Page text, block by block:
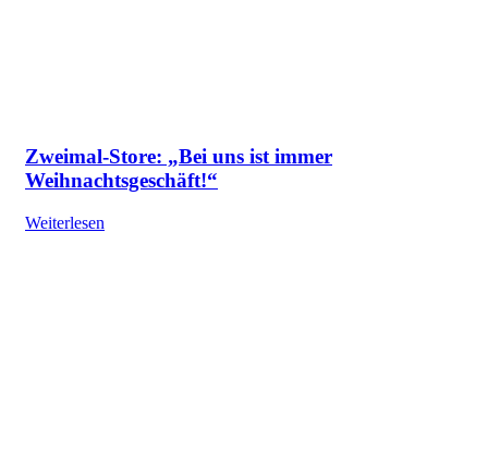
Zweimal-Store: „Bei uns ist immer
Weihnachtsgeschäft!“
Weiterlesen